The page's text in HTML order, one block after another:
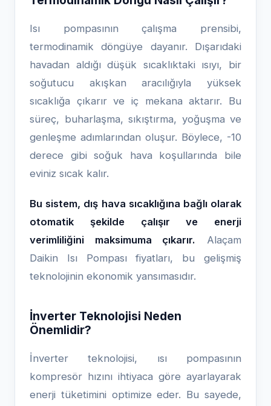
Isı pompasının çalışma prensibi,
termodinamik döngüye dayanır. Dışarıdaki
havadan aldığı düşük sıcaklıktaki ısıyı, bir
soğutucu akışkan aracılığıyla yüksek
sıcaklığa çıkarır ve iç mekana aktarır. Bu
süreç, buharlaşma, sıkıştırma, yoğuşma ve
genleşme adımlarından oluşur. Böylece, -10
derece gibi soğuk hava koşullarında bile
eviniz sıcak kalır.
Bu sistem, dış hava sıcaklığına bağlı olarak
otomatik şekilde çalışır ve enerji
verimliliğini maksimuma çıkarır. Alaçam
Daikin Isı Pompası fiyatları, bu gelişmiş
teknolojinin ekonomik yansımasıdır.
İnverter Teknolojisi Neden
Önemlidir?
İnverter teknolojisi, ısı pompasının
kompresör hızını ihtiyaca göre ayarlayarak
enerji tüketimini optimize eder. Bu sayede,